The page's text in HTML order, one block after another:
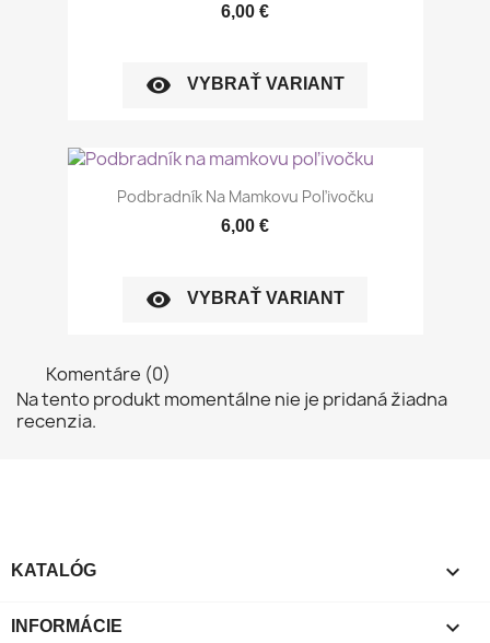
6,00 €
visibility VYBRAŤ VARIANT
Podbradník Na Mamkovu Poľivočku
6,00 €
visibility VYBRAŤ VARIANT
Komentáre (0)
Na tento produkt momentálne nie je pridaná žiadna
recenzia.
KATALÓG 
INFORMÁCIE 